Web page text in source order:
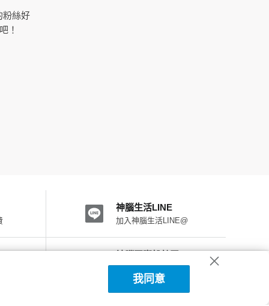
粉絲好
！
神腦生活LINE
加入神腦生活LINE@
加入FB粉絲團
我同意